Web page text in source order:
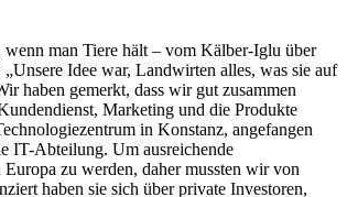
man Tiere hält – vom Kälber-Iglu über
Idee war, Landwirten alles, was sie auf
haben gemerkt, dass wir gut zusammen
Marketing und die Produkte
in Konstanz, angefangen
IT-Abteilung. Um ausreichende
zu werden, daher mussten wir von
haben sie sich über private Investoren,